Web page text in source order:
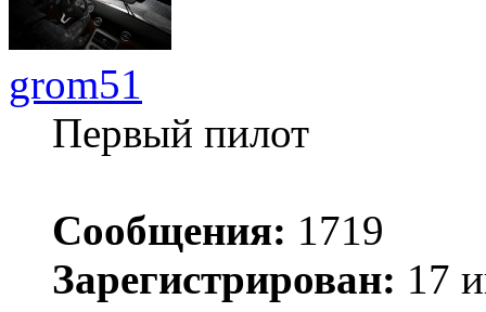
grom51
Первый пилот
Сообщения: 1719
Зарегистрирован: 17